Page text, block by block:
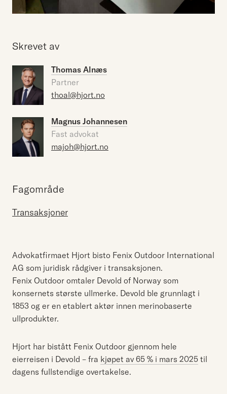
Skrevet av
Thomas Alnæs
Partner
thoal@hjort.no
Magnus Johannesen
Fast advokat
majoh@hjort.no
Fagområde
Transaksjoner
Advokatfirmaet Hjort bisto Fenix Outdoor International
AG som juridisk rådgiver i transaksjonen.
Fenix Outdoor omtaler Devold of Norway som
konsernets største ullmerke. Devold ble grunnlagt i
1853 og er en etablert aktør innen merinobaserte
ullprodukter.
Hjort har bistått Fenix Outdoor gjennom hele
eierreisen i Devold – fra kjøpet av 65 % i mars 2025 til
dagens fullstendige overtakelse.